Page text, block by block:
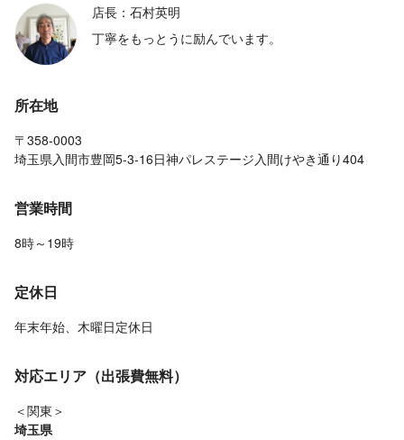
店長：石村英明
丁寧をもっとうに励んでいます。
所在地
〒358-0003
埼玉県入間市豊岡5-3-16日神パレステージ入間けやき通り404
営業時間
8時～19時
定休日
年末年始、木曜日定休日
対応エリア（出張費無料）
＜関東＞
埼玉県